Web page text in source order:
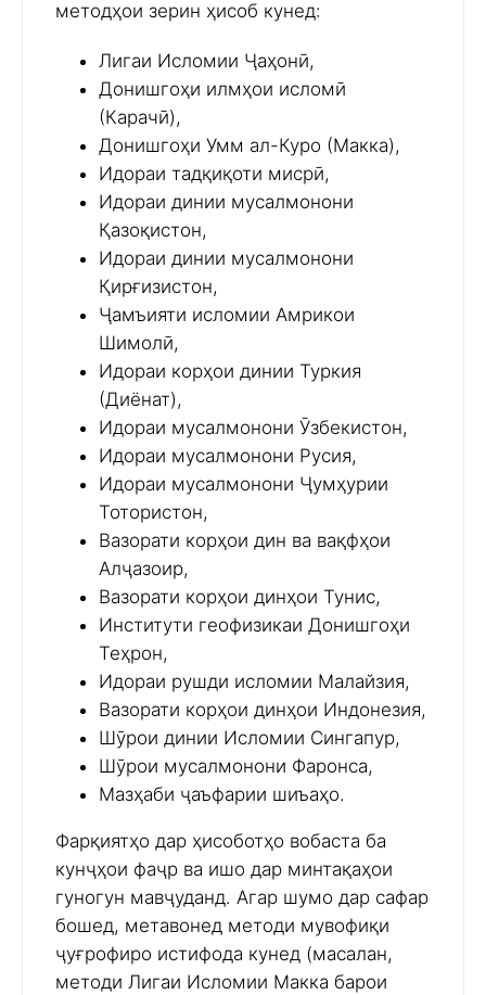
методҳои зерин ҳисоб кунед:
Лигаи Исломии Ҷаҳонӣ,
Донишгоҳи илмҳои исломӣ
(Карачӣ),
Донишгоҳи Умм ал-Куро (Макка),
Идораи тадқиқоти мисрӣ,
Идораи динии мусалмонони
Қазоқистон,
Идораи динии мусалмонони
Қирғизистон,
Ҷамъияти исломии Амрикои
Шимолӣ,
Идораи корҳои динии Туркия
(Диёнат),
Идораи мусалмонони Ӯзбекистон,
Идораи мусалмонони Русия,
Идораи мусалмонони Ҷумҳурии
Тотористон,
Вазорати корҳои дин ва вақфҳои
Алҷазоир,
Вазорати корҳои динҳои Тунис,
Институти геофизикаи Донишгоҳи
Теҳрон,
Идораи рушди исломии Малайзия,
Вазорати корҳои динҳои Индонезия,
Шӯрои динии Исломии Сингапур,
Шӯрои мусалмонони Фаронса,
Мазҳаби ҷаъфарии шиъаҳо.
Фарқиятҳо дар ҳисоботҳо вобаста ба
кунҷҳои фаҷр ва ишо дар минтақаҳои
гуногун мавҷуданд. Агар шумо дар сафар
бошед, метавонед методи мувофиқи
ҷуғрофиро истифода кунед (масалан,
методи Лигаи Исломии Макка барои